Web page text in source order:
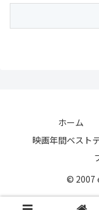
ホーム
映画年間ベスト
© 2007